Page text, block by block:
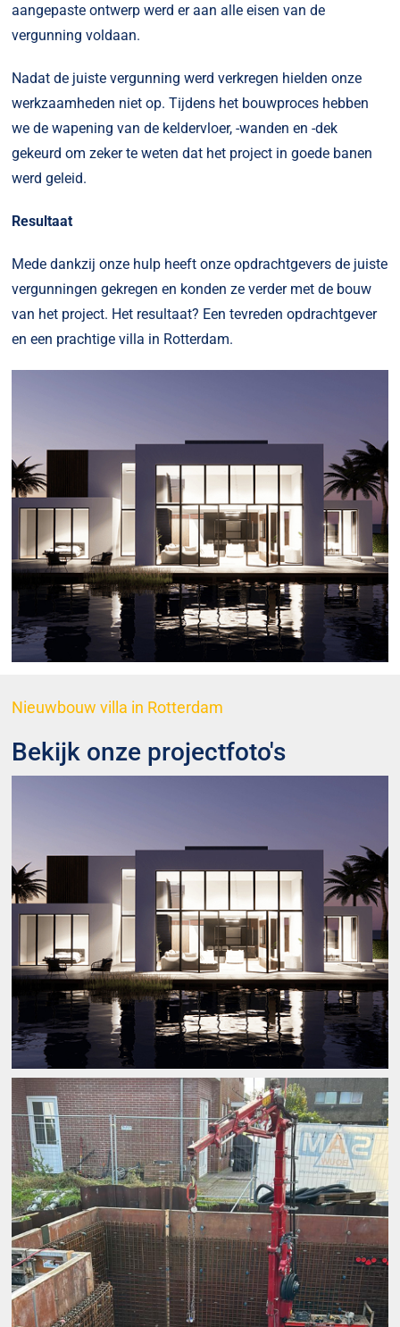
aangepaste ontwerp werd er aan alle eisen van de
vergunning voldaan.
Nadat de juiste vergunning werd verkregen hielden onze
werkzaamheden niet op. Tijdens het bouwproces hebben
we de wapening van de keldervloer, -wanden en -dek
gekeurd om zeker te weten dat het project in goede banen
werd geleid.
Resultaat
Mede dankzij onze hulp heeft onze opdrachtgevers de juiste
vergunningen gekregen en konden ze verder met de bouw
van het project. Het resultaat? Een tevreden opdrachtgever
en een prachtige villa in Rotterdam.
Nieuwbouw villa in Rotterdam
Bekijk onze projectfoto's